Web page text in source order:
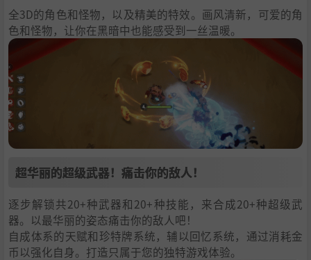
全3D的角色和怪物，以及精美的特效。画风清新，可爱的角
色和怪物，让你在黑暗中也能感受到一丝温暖。
超华丽的超级武器！痛击你的敌人！
逐步解锁共20+种武器和20+种技能，来合成20+种超级武
器。以最华丽的姿态痛击你的敌人吧！
自成体系的天赋和珍特牌系统，辅以回忆系统，通过消耗金
币以强化自身。打造只属于您的独特游戏体验。